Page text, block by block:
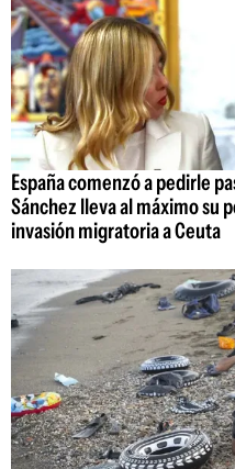
España comenzó a pedirle
Sánchez lleva al máximo su
invasión migratoria a Ceuta